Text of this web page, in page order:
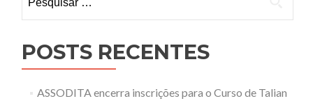
por:
POSTS RECENTES
ASSODITA encerra inscrições para o Curso de Talian